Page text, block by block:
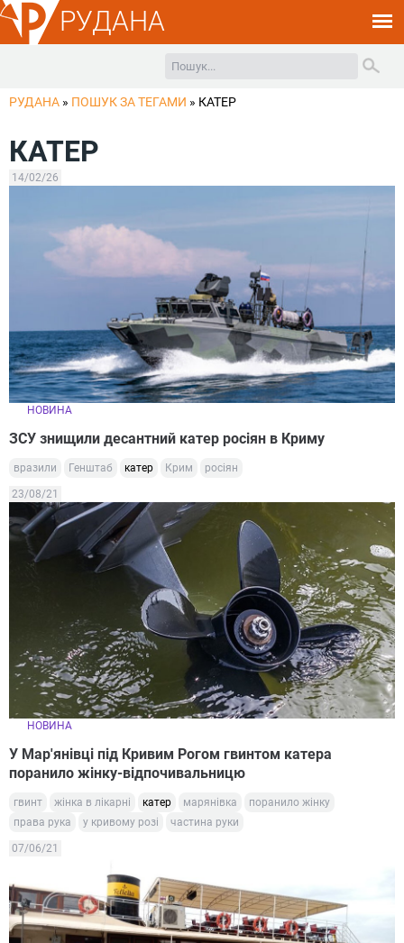
РУДАНА
РУДАНА » ПОШУК ЗА ТЕГАМИ » КАТЕР
КАТЕР
14/02/26
НОВИНА
ЗСУ знищили десантний катер росіян в Криму
вразили Генштаб катер Крим росіян
23/08/21
НОВИНА
У Мар'янівці під Кривим Рогом гвинтом катера
поранило жінку-відпочивальницю
гвинт жінка в лікарні катер марянівка
поранило жінку
права рука
у кривому розі частина руки
07/06/21